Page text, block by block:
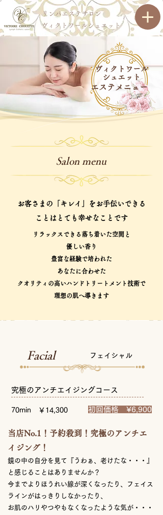
ヴィクトワールシュエット
リンパエステサロン
​ヴィクトワール
シュエット
​エステメニュー
Salon menu
お客さまの「キレイ」をお手伝いできる
ことはとても幸せなことです
リラックスできる落ち着いた空間と
優しい香り
豊富な経験で培われた
​あなたに合わせた
クオリティの高いハンドトリートメント技術で
理想の肌へ導きます
フェイシャル
Facial
究極のアンチエイジングコース
70min ￥14,300 初回価格 ¥6,900
当店No.1！予約殺到！究極のアンチエ
イジング！
鏡の中の自分を見て『うわぁ、老けたな・・・』
と感じることはありませんか？
今までよりほうれい線が深くなったり、フェイス
ラインがはっきりしなかったり、
お肌のハリやつやもなくなったような気が・・・